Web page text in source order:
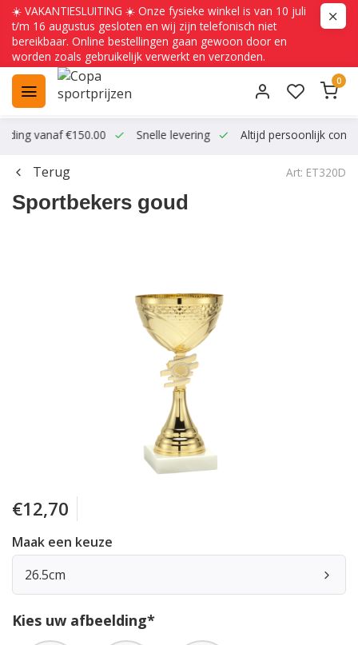
☀️ VAKANTIESLUITING ☀️ Onze fysieke winkel is van 10 juli
t/m 16 augustus gesloten en wij zijn telefonisch niet
bereikbaar. Online bestellingen gaan gewoon door en
worden zoals gebruikelijk verwerkt en verzonden.
0
vanaf €150.00 Snelle levering Altijd persoonlijk
Terug Art: ET320D
Sportbekers goud
€12,70
Maak een keuze
26.5cm
Kies uw afbeelding*